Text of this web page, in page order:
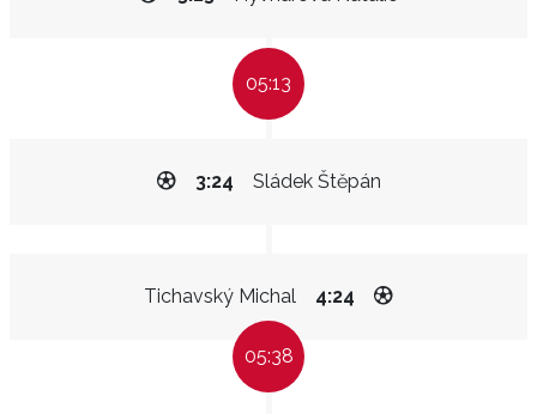
05:13
Sládek Štěpán
3:24
Tichavský Michal 4:24
05:38